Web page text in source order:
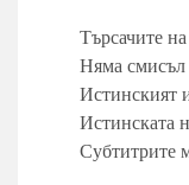
Търсачите
Няма смисъл
Истинският
Истинската
Субтитрите